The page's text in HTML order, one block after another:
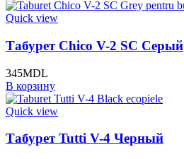
Quick view
Табурет Chico V-2 SC Серый
345MDL
В корзину
Quick view
Табурет Tutti V-4 Черный